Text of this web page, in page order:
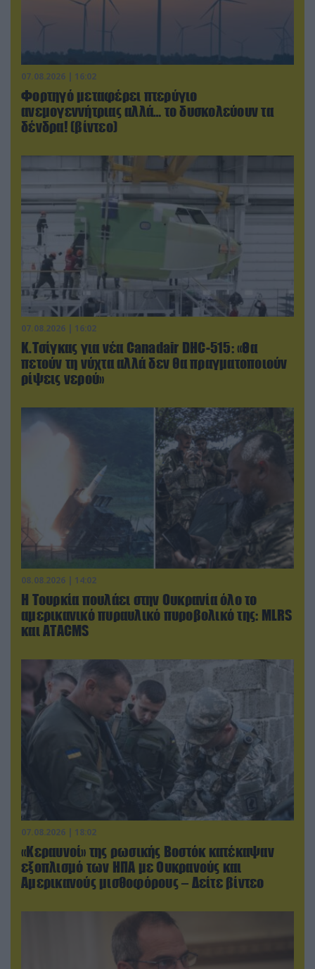
07.08.2026 | 16:02
Φορτηγό μεταφέρει πτερύγιο
ανεμογεννήτριας αλλά… το δυσκολεύουν τα
δένδρα! (βίντεο)
07.08.2026 | 16:02
Κ.Τσίγκας για νέα Canadair DHC-515: «Θα
πετούν τη νύχτα αλλά δεν θα πραγματοποιούν
ρίψεις νερού»
08.08.2026 | 14:02
Η Τουρκία πουλάει στην Ουκρανία όλο το
αμερικανικό πυραυλικό πυροβολικό της: MLRS
και ΑΤΑCMS
07.08.2026 | 18:02
«Κεραυνοί» της ρωσικής Βοστόκ κατέκαψαν
εξοπλισμό των ΗΠΑ με Ουκρανούς και
Αμερικανούς μισθοφόρους – Δείτε βίντεο